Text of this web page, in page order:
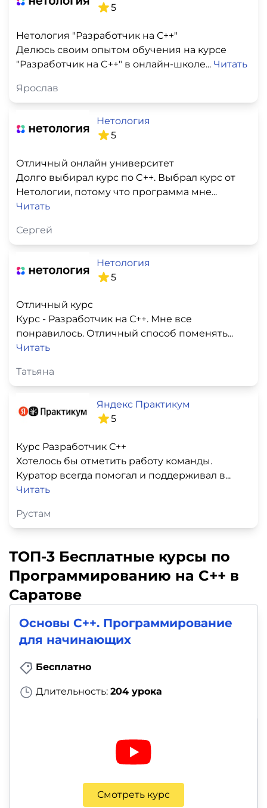
5
Нетология "Разработчик на С++"
Делюсь своим опытом обучения на курсе
"Разработчик на C++" в онлайн-школе... Читать
Ярослав
Нетология
5
Отличный онлайн университет
Долго выбирал курс по C++. Выбрал курс от
Нетологии, потому что программа мне...
Читать
Сергей
Нетология
5
Отличный курс
Курс - Разработчик на С++. Мне все
понравилось. Отличный способ поменять...
Читать
Татьяна
Яндекс Практикум
5
Курс Разработчик С++
Хотелось бы отметить работу команды.
Куратор всегда помогал и поддерживал в...
Читать
Рустам
ТОП-3 Бесплатные курсы по
Программированию на C++ в
Саратове
Основы C++. Программирование
для начинающих
Бесплатно
Длительность: 204 урока
Смотреть курс